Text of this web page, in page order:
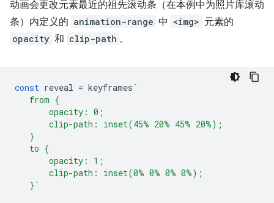
动画会更改元素最近的祖先滚动条（在本例中为照片库滚动
条）内定义的 animation-range 中 <img> 元素的
opacity 和 clip-path 。
const reveal = keyframes `
   from {
       opacity: 0;
       clip-path: inset(45% 20% 45% 20%);
   }
   to {
       opacity: 1;
       clip-path: inset(0% 0% 0% 0%);
   }`